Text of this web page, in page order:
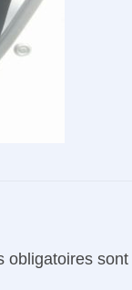
obligatoires